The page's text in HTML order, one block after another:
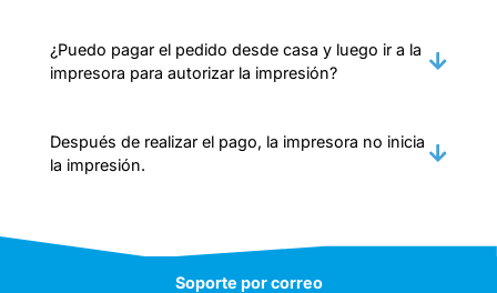
¿Puedo pagar el pedido desde casa y luego ir a la
impresora para autorizar la impresión?
Después de realizar el pago, la impresora no inicia
la impresión.
Soporte por correo